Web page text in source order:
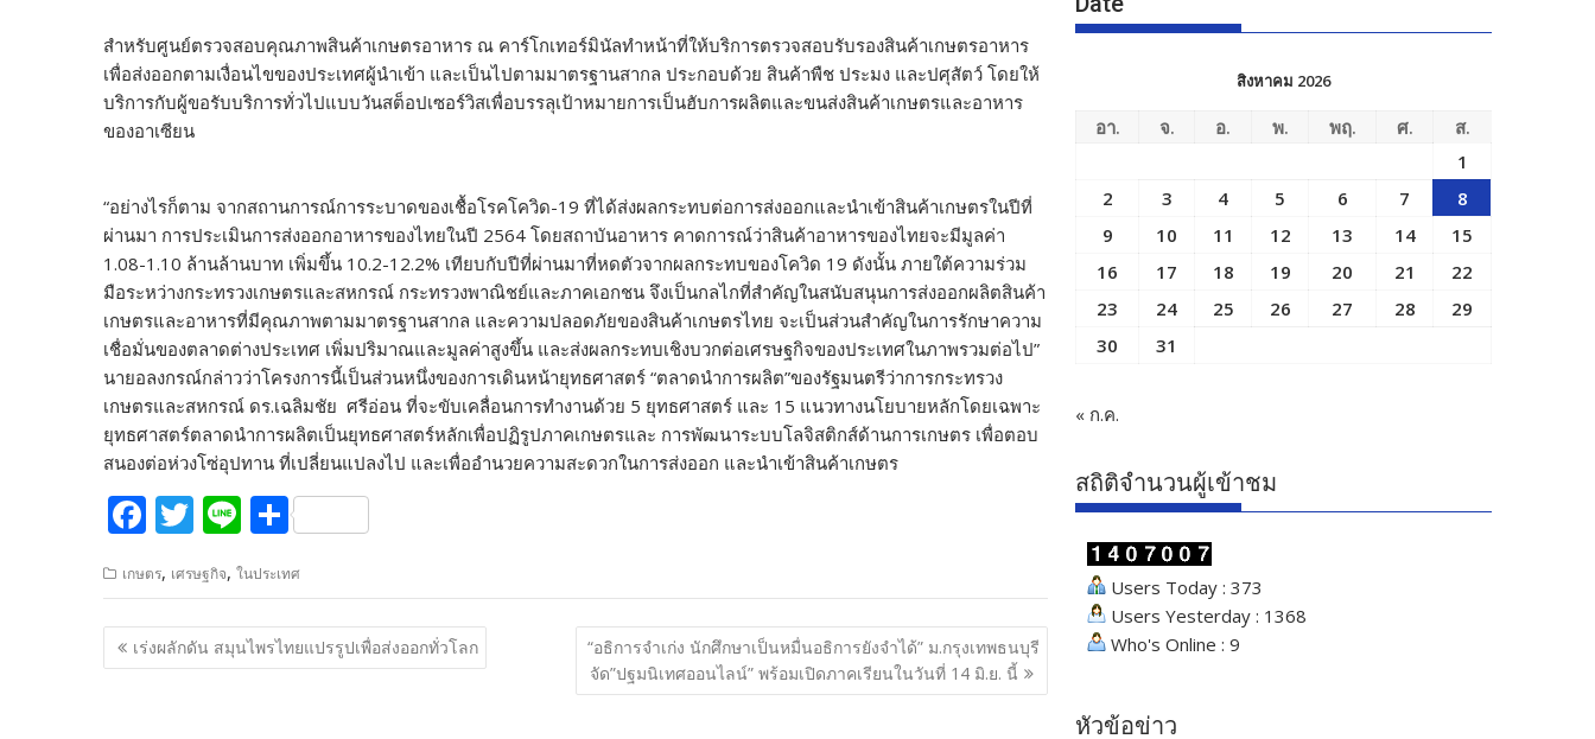
สำหรับศูนย์ตรวจสอบคุณภาพสินค้าเกษตรอาหาร ณ คาร์โกเทอร์มินัลทำหน้าที่ให้บริการตรวจสอบรับรองสินค้าเกษตรอาหาร
เพื่อส่งออกตามเงื่อนไขของประเทศผู้นำเข้า และเป็นไปตามมาตรฐานสากล ประกอบด้วย สินค้าพืช ประมง และปศุสัตว์ โดยให้
บริการกับผู้ขอรับบริการทั่วไปแบบวันสต็อปเซอร์วิสเพื่อบรรลุเป้าหมายการเป็นฮับการผลิตและขนส่งสินค้าเกษตรและอาหาร
ของอาเซียน
“อย่างไรก็ตาม จากสถานการณ์การระบาดของเชื้อโรคโควิด-19 ที่ได้ส่งผลกระทบต่อการส่งออกและนำเข้าสินค้าเกษตรในปีที่
ผ่านมา การประเมินการส่งออกอาหารของไทยในปี 2564 โดยสถาบันอาหาร คาดการณ์ว่าสินค้าอาหารของไทยจะมีมูลค่า
1.08-1.10 ล้านล้านบาท เพิ่มขึ้น 10.2-12.2% เทียบกับปีที่ผ่านมาที่หดตัวจากผลกระทบของโควิด 19 ดังนั้น ภายใต้ความร่วม
มือระหว่างกระทรวงเกษตรและสหกรณ์ กระทรวงพาณิชย์และภาคเอกชน จึงเป็นกลไกที่สำคัญในสนับสนุนการส่งออกผลิตสินค้า
เกษตรและอาหารที่มีคุณภาพตามมาตรฐานสากล และความปลอดภัยของสินค้าเกษตรไทย จะเป็นส่วนสำคัญในการรักษาความ
เชื่อมั่นของตลาดต่างประเทศ เพิ่มปริมาณและมูลค่าสูงขึ้น และส่งผลกระทบเชิงบวกต่อเศรษฐกิจของประเทศในภาพรวมต่อไป”
นายอลงกรณ์กล่าวว่าโครงการนี้เป็นส่วนหนึ่งของการเดินหน้ายุทธศาสตร์ “ตลาดนำการผลิต”ของรัฐมนตรีว่าการกระทรวง
เกษตรและสหกรณ์ ดร.เฉลิมชัย ศรีอ่อน ที่จะขับเคลื่อนการทำงานด้วย 5 ยุทธศาสตร์ และ 15 แนวทางนโยบายหลักโดยเฉพาะ
ยุทธศาสตร์ตลาดนำการผลิตเป็นยุทธศาสตร์หลักเพื่อปฏิรูปภาคเกษตรและ การพัฒนาระบบโลจิสติกส์ด้านการเกษตร เพื่อตอบ
สนองต่อห่วงโซ่อุปทาน ที่เปลี่ยนแปลงไป และเพื่ออํานวยความสะดวกในการส่งออก และนําเข้าสินค้าเกษตร
F
e
b
o
T
itt
er
Li
n
e
S
ar
e
เกษตร, เศรษฐกิจ, ในประเทศ
แนะแนว
เรื่อง
เร่งผลักดัน สมุนไพรไทยแปรรูปเพื่อส่งออกทั่วโลก
“อธิการจำเก่ง นักศึกษาเป็นหมื่นอธิการยังจำได้” ม.กรุงเทพธนบุรี
จัด”ปฐมนิเทศออนไลน์” พร้อมเปิดภาคเรียนในวันที่ 14 มิ.ย. นี้
สิงหาคม 2026
อา. จ. อ. พ. พฤ. ศ.
ส.
1
2
3 4 5 6 7
8
9
10 11 12 13 14
15
16
17 18 19 20 21
22
23
24 25 26 27 28
29
30
31
« ก.ค.
สถิติจำนวนผู้เข้าชม
Users Today : 373
Users Yesterday : 1368
Who's Online : 9
หัวข้อข่าว